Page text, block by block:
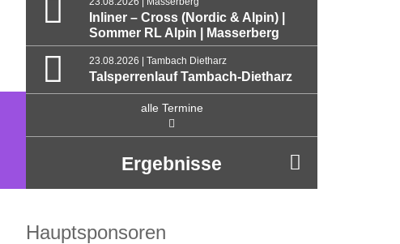
Inliner – Cross (Nordic & Alpin) |
Sommer RL Alpin | Masserberg
23.08.2026 | Tambach Dietharz
Talsperrenlauf Tambach-Dietharz
alle Termine
Ergebnisse
Hauptsponsoren